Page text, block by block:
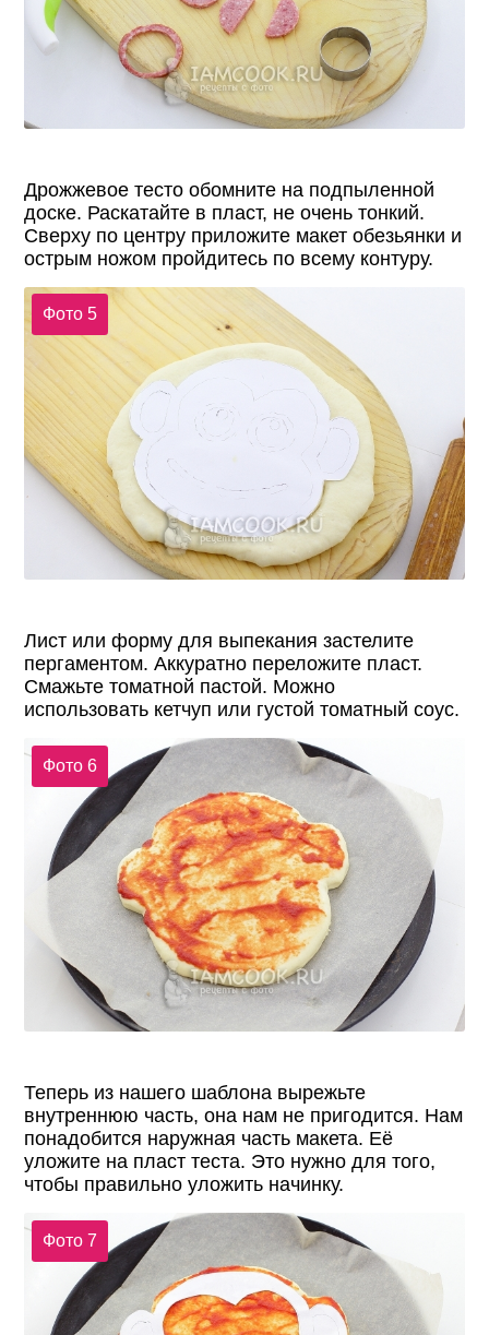
Дрожжевое тесто обомните на подпыленной
доске. Раскатайте в пласт, не очень тонкий.
Сверху по центру приложите макет обезьянки и
острым ножом пройдитесь по всему контуру.
Фото 5
Лист или форму для выпекания застелите
пергаментом. Аккуратно переложите пласт.
Смажьте томатной пастой. Можно
использовать кетчуп или густой томатный соус.
Фото 6
Теперь из нашего шаблона вырежьте
внутреннюю часть, она нам не пригодится. Нам
понадобится наружная часть макета. Её
уложите на пласт теста. Это нужно для того,
чтобы правильно уложить начинку.
Фото 7